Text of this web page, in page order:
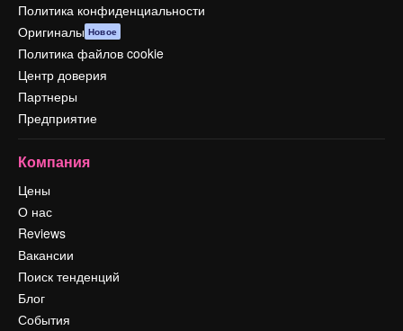
Политика конфиденциальности
Оригиналы Новое
Политика файлов cookie
Центр доверия
Партнеры
Предприятие
Компания
Цены
О нас
Reviews
Вакансии
Поиск тенденций
Блог
События